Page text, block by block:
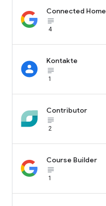
Connected Home
subject_black
4
Kontakte
subject_black
1
Contributor
subject_black
2
Course Builder
subject_black
1